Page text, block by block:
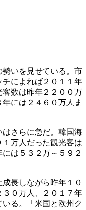
いを見せている。市
によれば２０１１年
客数は昨年２２００万
には２４６０万人ま
さらに急だ。韓国海
万人だった観光客は
は５３２万～５９２
長しながら昨年１０
３０万人、２０１７年
る。「米国と欧州ク